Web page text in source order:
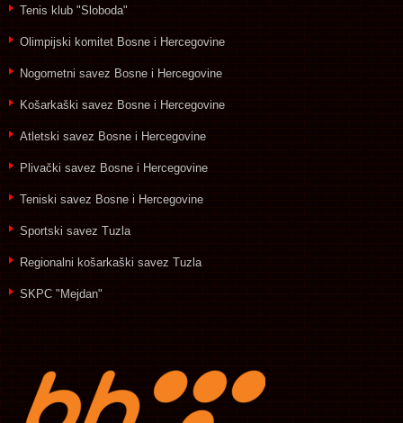
Tenis klub "Sloboda"
Olimpijski komitet Bosne i Hercegovine
Nogometni savez Bosne i Hercegovine
Košarkaški savez Bosne i Hercegovine
Atletski savez Bosne i Hercegovine
Plivački savez Bosne i Hercegovine
Teniski savez Bosne i Hercegovine
Sportski savez Tuzla
Regionalni košarkaški savez Tuzla
SKPC "Mejdan"